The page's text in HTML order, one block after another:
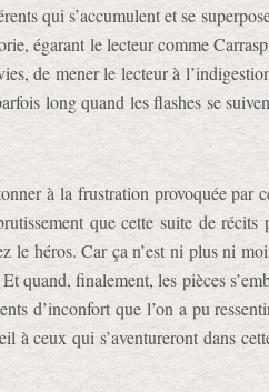
qui s’accumulent et se
égarant le lecteur comme
de mener le lecteur à
long quand les flashes se
à la frustration provoquée par
que cette suite de récits
le héros. Car ça n’est ni plus ni
quand, finalement, les pièces
d’inconfort que l’on a pu
à ceux qui s’aventureront dans